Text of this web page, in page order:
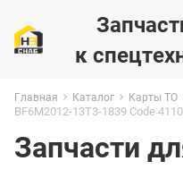
к
Главная Каталог Карты ТО
BF6M2012-13T3-1839 Code
Запчасти